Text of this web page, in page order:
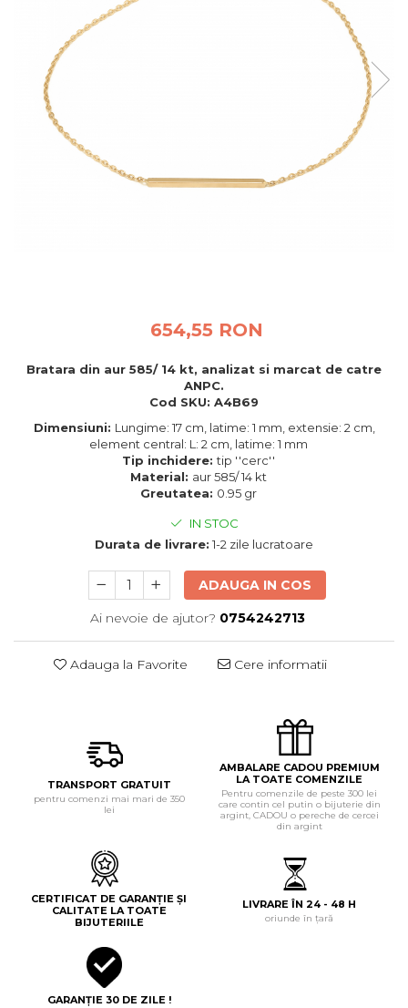
PIERCING
SETURI BIJUTERII
ACE DE CRAVATA
BRATARI PENTRU PICIOR
BUTONI
BRATARA TIP ROZARIU
LANTURI TIP ROZARIU
654,55 RON
Bratara din aur 585/ 14 kt, analizat si marcat de catre
ANPC.
Cod SKU: A4B69
Dimensiuni: Lungime: 17 cm, latime: 1 mm, extensie: 2 cm,
element central: L: 2 cm, latime: 1 mm
Tip inchidere:tip ''cerc''
Material: aur 585/ 14 kt
Greutatea: 0.95 gr
IN STOC
Durata de livrare: 1-2 zile lucratoare
ADAUGA IN COS
Ai nevoie de ajutor? 0754242713
Adauga la Favorite Cere informatii
TRANSPORT GRATUIT
pentru comenzi mai mari de 350
lei
AMBALARE CADOU PREMIUM
LA TOATE COMENZILE
Pentru comenzile de peste 300 lei
care contin cel putin o bijuterie din
argint, CADOU o pereche de cercei
din argint
CERTIFICAT DE GARANȚIE ȘI
CALITATE LA TOATE
BIJUTERIILE
LIVRARE ÎN 24 - 48 H
oriunde în țară
GARANȚIE 30 DE ZILE !